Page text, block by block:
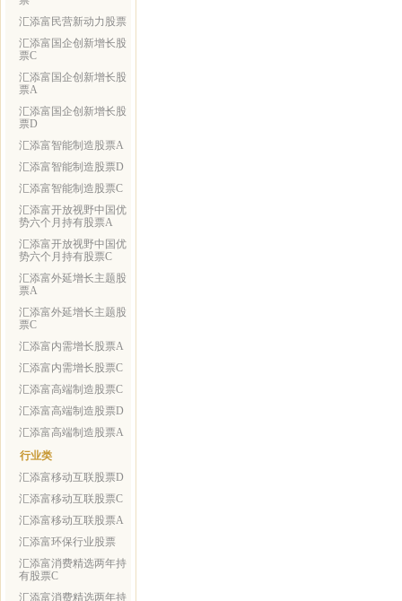
汇添富民营新动力股票
汇添富国企创新增长股
票C
汇添富国企创新增长股
票A
汇添富国企创新增长股
票D
汇添富智能制造股票A
汇添富智能制造股票D
汇添富智能制造股票C
汇添富开放视野中国优
势六个月持有股票A
汇添富开放视野中国优
势六个月持有股票C
汇添富外延增长主题股
票A
汇添富外延增长主题股
票C
汇添富内需增长股票A
汇添富内需增长股票C
汇添富高端制造股票C
汇添富高端制造股票D
汇添富高端制造股票A
行业类
汇添富移动互联股票D
汇添富移动互联股票C
汇添富移动互联股票A
汇添富环保行业股票
汇添富消费精选两年持
有股票C
汇添富消费精选两年持